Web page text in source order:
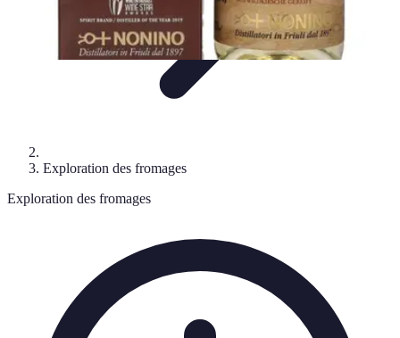
Exploration des fromages
Exploration des fromages